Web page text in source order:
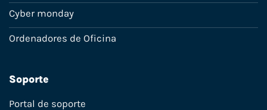
Cyber monday
Ordenadores de Oficina
Soporte
Portal de soporte